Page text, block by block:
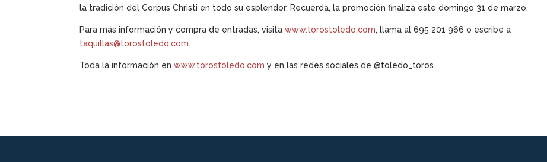
la tradición del Corpus Christi en todo su esplendor. Recuerda, la promoción finaliza este domingo 31 de marzo.
Para más información y compra de entradas, visitawww.torostoledo.com, llama al 695 201 966 o escribe a
taquillas@torostoledo.com.
Toda la información enwww.torostoledo.com y en las redes sociales de @toledo_toros.